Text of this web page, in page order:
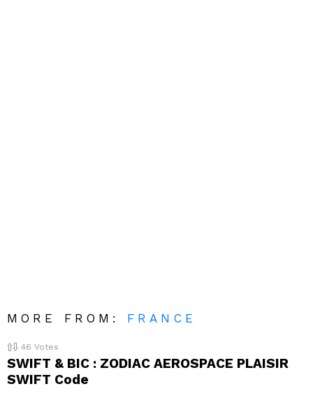
MORE FROM: FRANCE
46 Votes
SWIFT & BIC : ZODIAC AEROSPACE PLAISIR
SWIFT Code